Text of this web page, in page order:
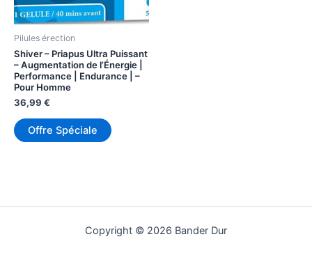
Pilules érection
Shiver – Priapus Ultra Puissant
– Augmentation de l’Énergie |
Performance | Endurance | –
Pour Homme
36,99 €
Offre Spéciale
Copyright © 2026 Bander Dur